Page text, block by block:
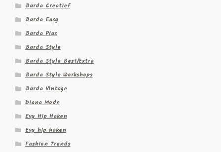
Burda Creatief
Burda Easy
Burda Plus
Burda Style
Burda Style Best/Extra
Burda Style Workshops
Burda Vintage
Diana Mode
Evy Hip Haken
Evy hip haken
Fashion Trends